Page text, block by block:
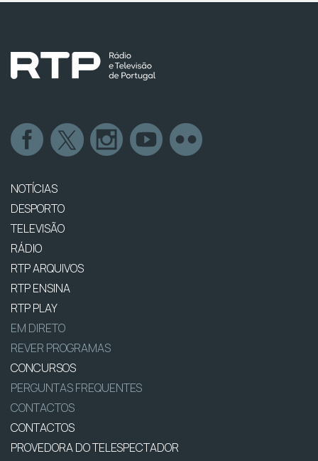
NOTÍCIAS
DESPORTO
TELEVISÃO
RÁDIO
RTP ARQUIVOS
RTP ENSINA
RTP PLAY
EM DIRETO
REVER PROGRAMAS
CONCURSOS
PERGUNTAS FREQUENTES
CONTACTOS
CONTACTOS
PROVEDORA DO TELESPECTADOR